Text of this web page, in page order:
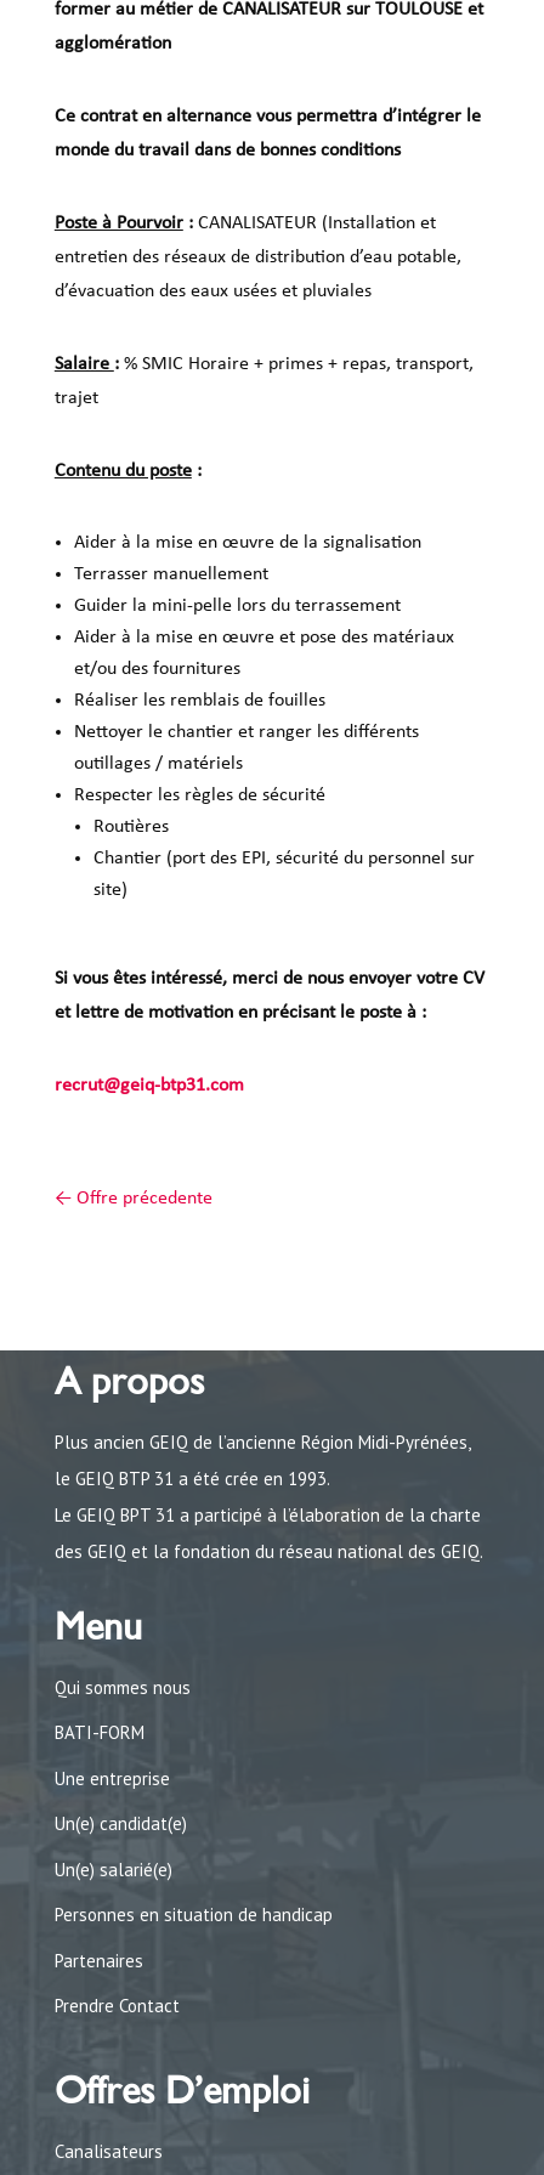
former au métier de CANALISATEUR sur TOULOUSE et
agglomération
Ce contrat en alternance vous permettra d’intégrer le
monde du travail dans de bonnes conditions
Poste à Pourvoir: CANALISATEUR (Installation et
entretien des réseaux de distribution d’eau potable,
d’évacuation des eaux usées et pluviales
Salaire : % SMIC Horaire + primes + repas, transport,
trajet
Contenu du poste:
Aider à la mise en œuvre de la signalisation
Terrasser manuellement
Guider la mini-pelle lors du terrassement
Aider à la mise en œuvre et pose des matériaux
et/ou des fournitures
Réaliser les remblais de fouilles
Nettoyer le chantier et ranger les différents
outillages / matériels
Respecter les règles de sécurité
Routières
Chantier (port des EPI, sécurité du personnel sur
site)
Si vous êtes intéressé, merci de nous envoyer votre CV
et lettre de motivation en précisant le poste à :
recrut@geiq-btp31.com
← Offre précedente
A propos
Plus ancien GEIQ de l’ancienne Région Midi-Pyrénées,
le GEIQ BTP 31 a été crée en 1993.
Le GEIQ BPT 31 a participé à l’élaboration de la charte
des GEIQ et la fondation du réseau national des GEIQ.
Menu
Qui sommes nous
BATI-FORM
Une entreprise
Un(e) candidat(e)
Un(e) salarié(e)
Personnes en situation de handicap
Partenaires
Prendre Contact
Offres D’emploi
Canalisateurs